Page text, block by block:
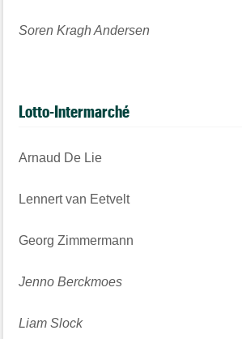
Soren Kragh Andersen
Lotto-Intermarché
Arnaud De Lie
Lennert van Eetvelt
Georg Zimmermann
Jenno Berckmoes
Liam Slock